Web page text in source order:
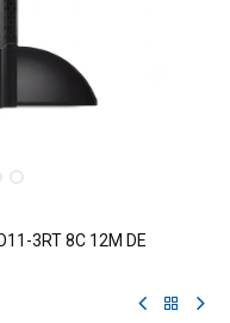
3RT 8C 12M DE